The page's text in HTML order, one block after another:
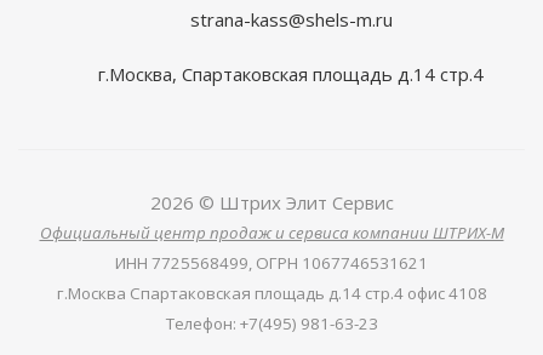
strana-kass@shels-m.ru
г.Москва, Спартаковская площадь д.14 стр.4
2026 © Штрих Элит Сервис
Официальный центр продаж и сервиса компании ШТРИХ-М
ИНН 7725568499, ОГРН 1067746531621
г.Москва Спартаковская площадь д.14 стр.4 офис 4108
Телефон: +7(495) 981-63-23